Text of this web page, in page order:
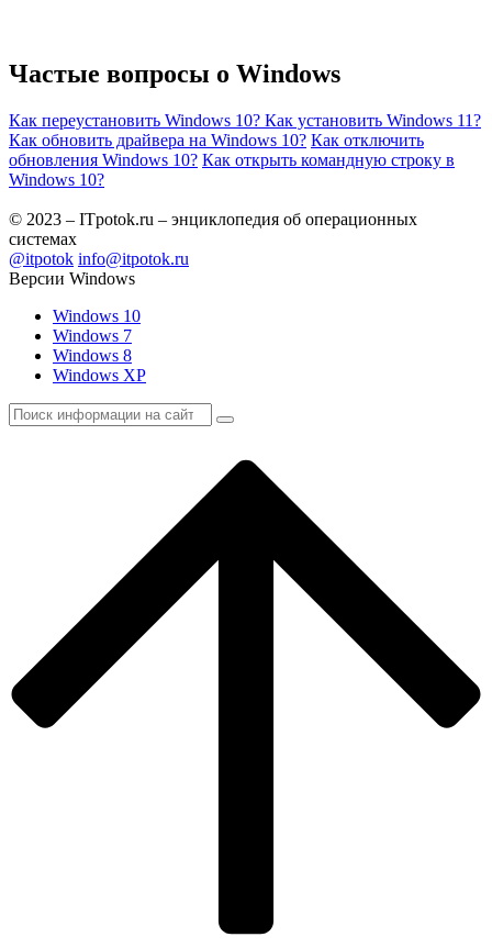
Частые вопросы о Windows
Как переустановить Windows 10? Как установить Windows 11?
Как обновить драйвера на Windows 10? Как отключить
обновления Windows 10? Как открыть командную строку в
Windows 10?
© 2023 – ITpotok.ru – энциклопедия об операционных
системах
@itpotok info@itpotok.ru
Версии Windows
Windows 10
Windows 7
Windows 8
Windows XP